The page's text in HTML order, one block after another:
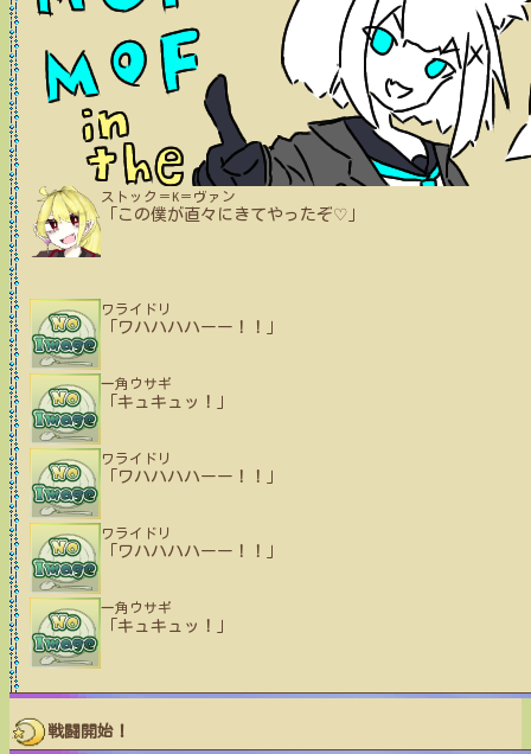
ストック＝K＝ヴァン
「この僕が直々にきてやったぞ♡」
ワライドリ
「ワハハハハーー！！」
一角ウサギ
「キュキュッ！」
ワライドリ
「ワハハハハーー！！」
ワライドリ
「ワハハハハーー！！」
一角ウサギ
「キュキュッ！」
戦闘開始！